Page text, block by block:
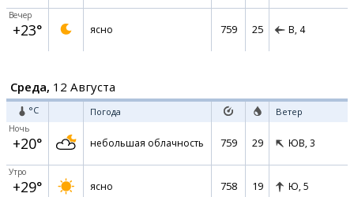
Вечер
+23° ясно 759 25 В, 4
Среда, 12 Августа
°C Погода Ветер
Ночь
+20° небольшая облачность 759 29 ЮВ, 3
Утро
+29° ясно 758 19 Ю, 5